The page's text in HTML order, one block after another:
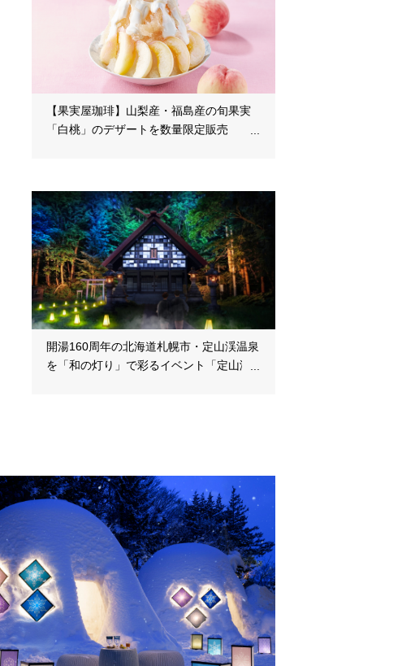
【果実屋珈琲】山梨産・福島産の旬果実
「白桃」のデザートを数量限定販売
開湯160周年の北海道札幌市・定山渓温泉
を「和の灯り」で彩るイベント「定山渓